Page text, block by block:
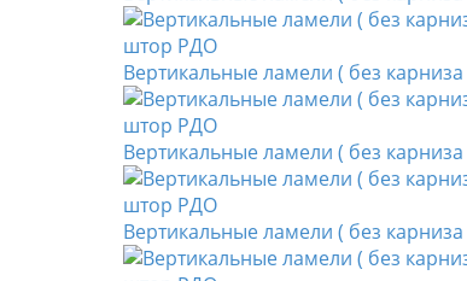
Вертикальные ламели ( без
Вертикальные ламели ( без
Вертикальные ламели ( без